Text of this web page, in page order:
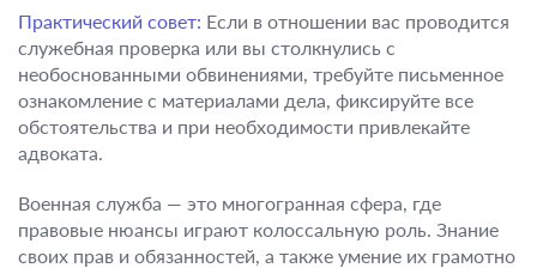
Практический совет: Если в отношении вас проводится
служебная проверка или вы столкнулись с
необоснованными обвинениями, требуйте письменное
ознакомление с материалами дела, фиксируйте все
обстоятельства и при необходимости привлекайте
адвоката.
Военная служба — это многогранная сфера, где
правовые нюансы играют колоссальную роль. Знание
своих прав и обязанностей, а также умение их грамотно